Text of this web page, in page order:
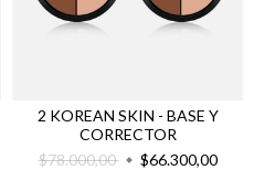
2 KOREAN SKIN - BASE Y
CORRECTOR
$78.000,00
$66.300,00